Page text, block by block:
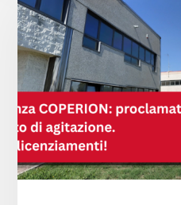
lo
stato
di
agitazione.
I
sindacati
chiedono
il
ritiro